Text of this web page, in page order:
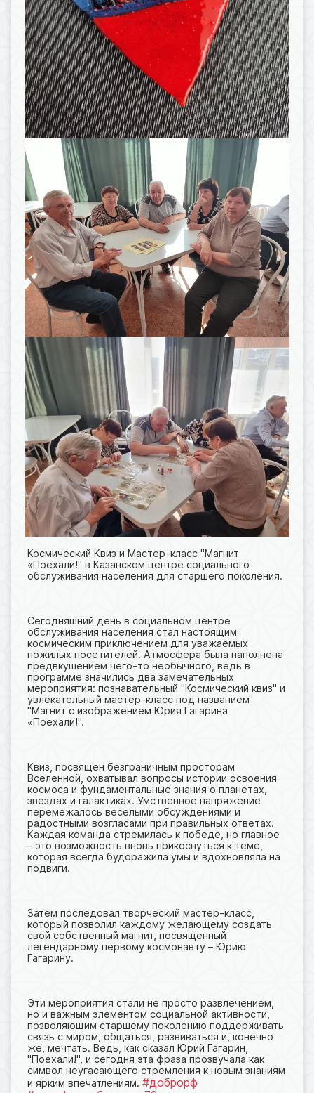
Космический Квиз и Мастер-класс "Магнит
«Поехали!" в Казанском центре социального
обслуживания населения для старшего поколения.
Сегодняшний день в социальном центре
обслуживания населения стал настоящим
космическим приключением для уважаемых
пожилых посетителей. Атмосфера была наполнена
предвкушением чего-то необычного, ведь в
программе значились два замечательных
мероприятия: познавательный "Космический квиз" и
увлекательный мастер-класс под названием
"Магнит с изображением Юрия Гагарина
«Поехали!".
Квиз, посвящен безграничным просторам
Вселенной, охватывал вопросы истории освоения
космоса и фундаментальные знания о планетах,
звездах и галактиках. Умственное напряжение
перемежалось веселыми обсуждениями и
радостными возгласами при правильных ответах.
Каждая команда стремилась к победе, но главное
– это возможность вновь прикоснуться к теме,
которая всегда будоражила умы и вдохновляла на
подвиги.
Затем последовал творческий мастер-класс,
который позволил каждому желающему создать
свой собственный магнит, посвященный
легендарному первому космонавту – Юрию
Гагарину.
Эти мероприятия стали не просто развлечением,
но и важным элементом социальной активности,
позволяющим старшему поколению поддерживать
связь с миром, общаться, развиваться и, конечно
же, мечтать. Ведь, как сказал Юрий Гагарин,
"Поехали!", и сегодня эта фраза прозвучала как
символ неугасающего стремления к новым знаниям
и ярким впечатлениям. #доброрф